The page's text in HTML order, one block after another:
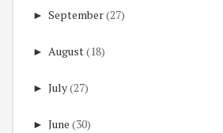
► September(27)
► August(18)
► July(27)
► June (30)